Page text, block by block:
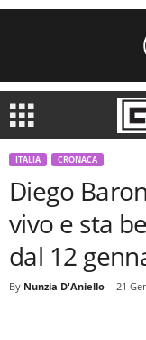
ITALIA CRONACA
Diego
vivo e sta
dal 12
By Nunzia D'Aniello - 21